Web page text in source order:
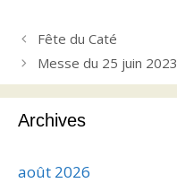
Fête du Caté
Messe du 25 juin 2023
Archives
août 2026